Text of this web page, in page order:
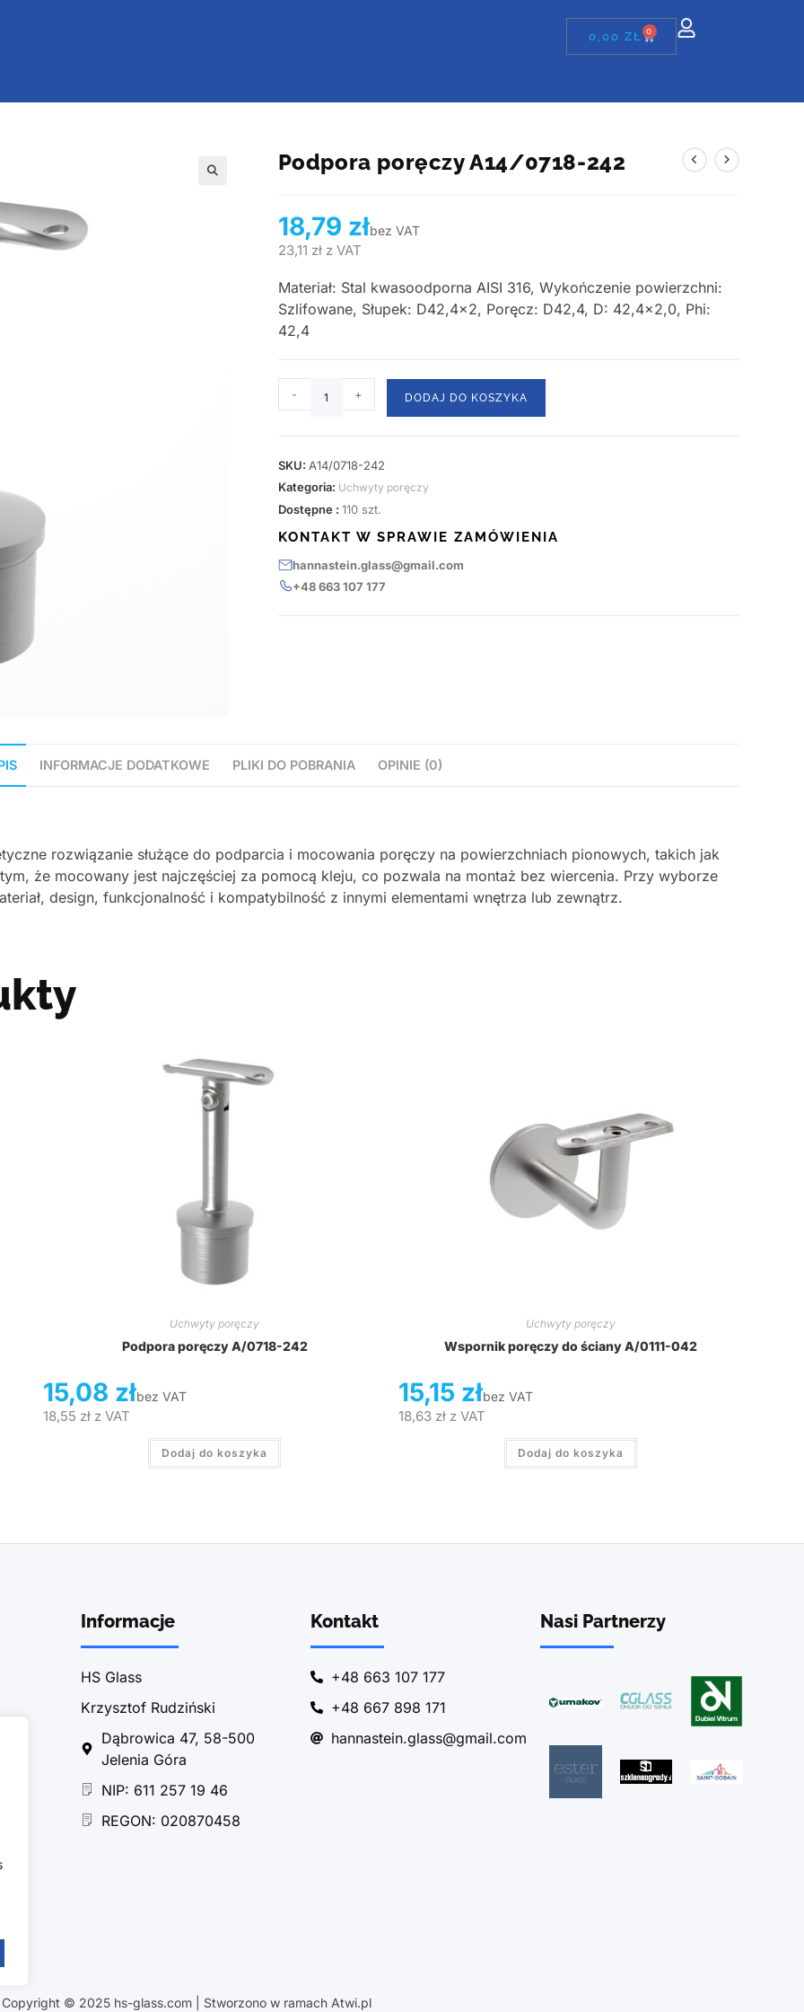
0,00ZŁ 0
Podpora poręczy A14/0718-242
18,79 złbez VAT
23,11 złz VAT
Materiał: Stal kwasoodporna AISI 316, Wykończenie powierzchni:
Szlifowane, Słupek: D42,4×2, Poręcz: D42,4, D: 42,4×2,0, Phi:
42,4
- + DODAJ DO KOSZYKA
SKU: A14/0718-242
Kategoria: Uchwyty poręczy
Dostępne : 110 szt.
KONTAKT W SPRAWIE ZAMÓWIENIA
hannastein.glass@gmail.com
+48 663 107 177
INFORMACJE DODATKOWE PLIKI DO POBRANIA OPINIE (0)
rozwiązanie służące do podparcia i mocowania poręczy na powierzchniach pionowych, takich jak
że mocowany jest najczęściej za pomocą kleju, co pozwala na montaż bez wiercenia. Przy wyborze
design, funkcjonalność i kompatybilność z innymi elementami wnętrza lub zewnątrz.
Uchwyty poręczy
Podpora poręczy A/0718-242
15,08 złbez VAT
18,55 złz VAT
Dodaj do koszyka
Uchwyty poręczy
Wspornik poręczy do ściany A/0111-042
15,15 złbez VAT
18,63 złz VAT
Dodaj do koszyka
Informacje
HS Glass
Krzysztof Rudziński
Dąbrowica 47, 58-500
Jelenia Góra
NIP: 611 257 19 46
REGON: 020870458
Kontakt
+48 663 107 177
+48 667 898 171
hannastein.glass@gmail.com
Nasi Partnerzy
Copyright © 2025 hs-glass.com | Stworzono w ramach Atwi.pl